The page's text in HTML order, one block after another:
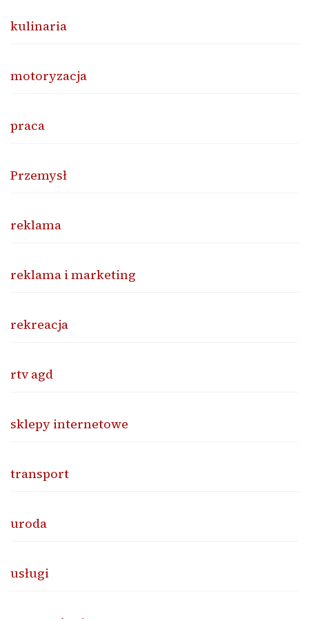
kulinaria
motoryzacja
praca
Przemysł
reklama
reklama i marketing
rekreacja
rtv agd
sklepy internetowe
transport
uroda
usługi